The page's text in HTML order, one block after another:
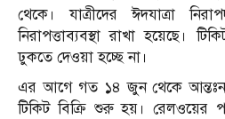
থেকে। যাত্রীদের ঈদযাত্রা
নিরাপত্তাব্যবস্থা রাখা হয়েছে।
ঢুকতে দেওয়া হচ্ছে না।
এর আগে গত ১৪ জুন থেকে আন্তঃনগর
টিকিট বিক্রি শুরু হয়। রেলওয়ের